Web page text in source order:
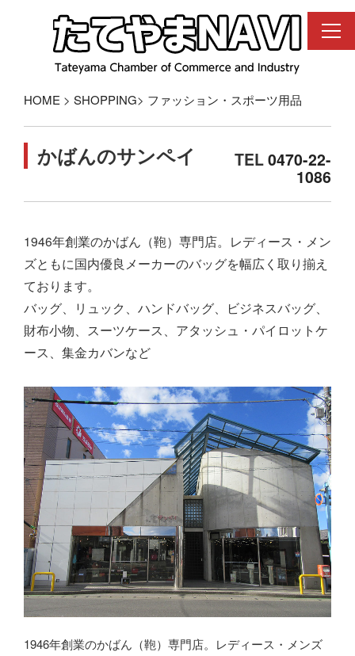
HOME > SHOPPING> ファッション・スポーツ用品
かばんのサンペイ TEL0470-22-
1086
1946年創業のかばん（鞄）専門店。レディース・メン
ズともに国内優良メーカーのバッグを幅広く取り揃え
ております。
バッグ、リュック、ハンドバッグ、ビジネスバッグ、
財布小物、スーツケース、アタッシュ・パイロットケ
ース、集金カバンなど
1946年創業のかばん（鞄）専門店。レディース・メンズ